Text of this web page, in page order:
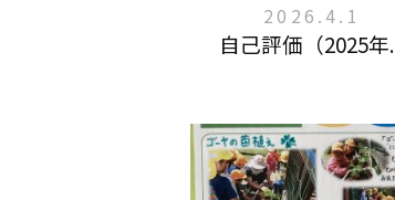
2026.4.1
自己評価（2025年